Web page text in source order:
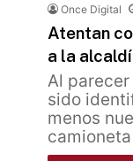
Once Digital
Atentan
a la
Al parecer
sido
menos